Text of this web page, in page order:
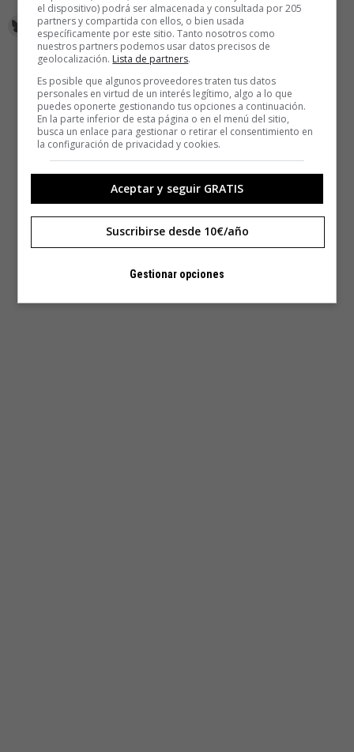
el dispositivo) podrá ser almacenada y consultada por 205
partners y compartida con ellos, o bien usada
específicamente por este sitio. Tanto nosotros como
nuestros partners podemos usar datos precisos de
geolocalización. Lista de partners.
Es posible que algunos proveedores traten tus datos
personales en virtud de un interés legítimo, algo a lo que
puedes oponerte gestionando tus opciones a continuación.
En la parte inferior de esta página o en el menú del sitio,
busca un enlace para gestionar o retirar el consentimiento en
la configuración de privacidad y cookies.
Aceptar y seguir GRATIS
Suscribirse desde 10€/año
Gestionar opciones